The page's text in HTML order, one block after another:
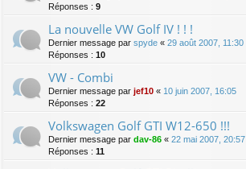
Réponses : 9
La nouvelle VW Golf IV ! ! !
Dernier message par spyde « 29 août 2007, 11:30
Réponses : 10
VW - Combi
Dernier message par jef10 « 10 juin 2007, 16:05
Réponses : 22
Volkswagen Golf GTI W12-650 !!!
Dernier message par dav-86 « 22 mai 2007, 20:57
Réponses : 11